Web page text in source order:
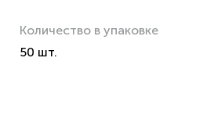
Количество в упаковке
50 шт.